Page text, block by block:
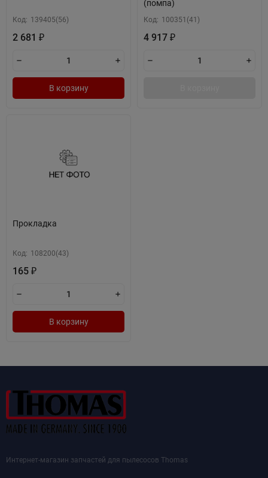
Код: 139405(56)
2 681 ₽
В корзину
(помпа)
Код: 100351(41)
4 917 ₽
Прокладка
Код: 108200(43)
165 ₽
В корзину
Интернет-магазин запчастей для пылесосов Thomas